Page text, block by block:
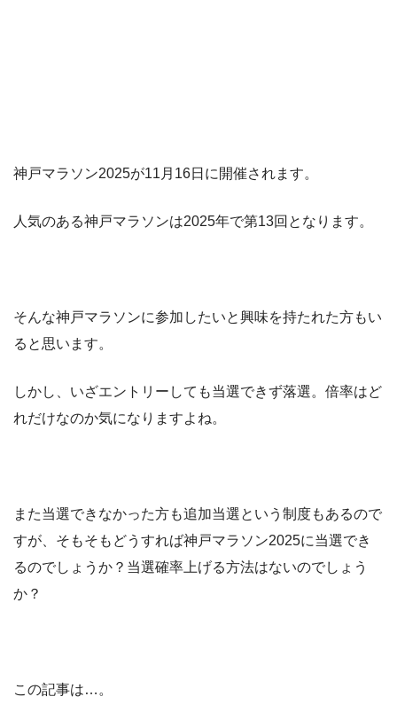
神戸マラソン2025が11月16日に開催されます。
人気のある神戸マラソンは2025年で第13回となります。
そんな神戸マラソンに参加したいと興味を持たれた方もい
ると思います。
しかし、いざエントリーしても当選できず落選。倍率はど
れだけなのか気になりますよね。
また当選できなかった方も追加当選という制度もあるので
すが、そもそもどうすれば神戸マラソン2025に当選でき
るのでしょうか？当選確率上げる方法はないのでしょう
か？
この記事は…。